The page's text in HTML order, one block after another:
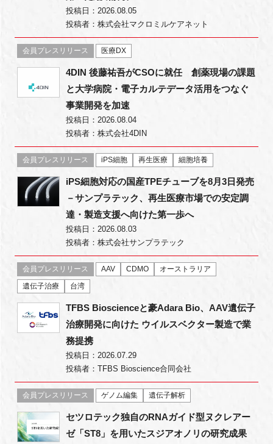
投稿日：2026.08.05
投稿者：株式会社マクロミルケアネット
会員プレスリリース 医療DX
4DIN 後藤祐吾がCSOに就任 創薬現場の課題
と大学病院・電子カルテデータ活用をつなぐ
事業開発を加速
投稿日：2026.08.04
投稿者：株式会社4DIN
会員プレスリリース iPS細胞 再生医療 細胞培養
iPS細胞対応の国産TPEチューブを8月3日発売
－サンプラテック、再生医療市場での安定調
達・製造支援へ向けた第一歩へ
投稿日：2026.08.03
投稿者：株式会社サンプラテック
会員プレスリリース AAV CDMO
オーストラリア
遺伝子治療
台湾
TFBS Bioscienceと豪Adara Bio、AAV遺伝子
治療開発に向けた ウイルスベクター製造で業
務提携
投稿日：2026.07.29
投稿者：TFBS Bioscience合同会社
会員プレスリリース ゲノム編集 遺伝子解析
セツロテック独自のRNAガイド型ヌクレアー
ゼ「ST8」を用いたスジアオノリの研究成果